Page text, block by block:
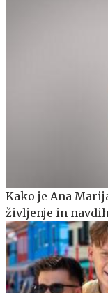
Kako je Ana
življenje in